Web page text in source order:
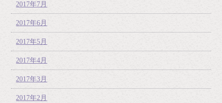
2017年7月
2017年6月
2017年5月
2017年4月
2017年3月
2017年2月